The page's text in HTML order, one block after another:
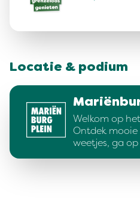
Locatie & podium
Welkom op
Ontdek
weetjes, ga